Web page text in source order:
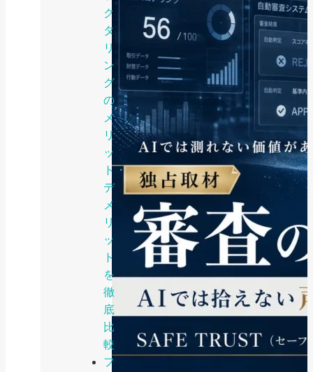
ク
タ
リ
ン
グ
の
メ
リ
ッ
ト・
デ
メ
リ
ッ
ト
を
徹
底
比
較
フ